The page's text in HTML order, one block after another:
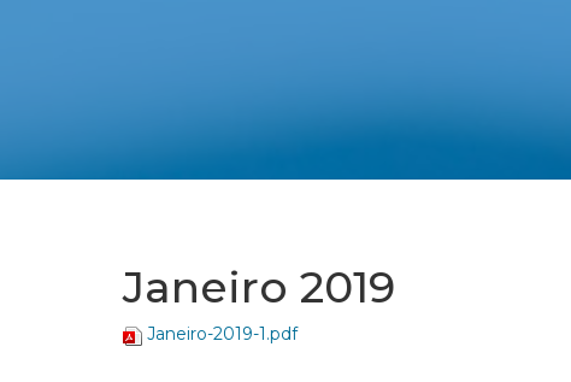
Janeiro 2019
Janeiro-2019-1.pdf